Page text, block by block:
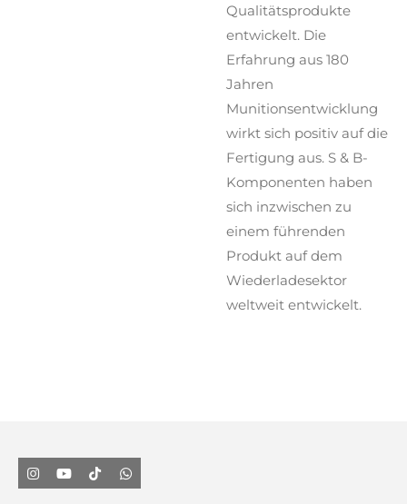
Qualitätsprodukte
entwickelt. Die
Erfahrung aus 180
Jahren
Munitionsentwicklung
wirkt sich positiv auf die
Fertigung aus. S & B-
Komponenten haben
sich inzwischen zu
einem führenden
Produkt auf dem
Wiederladesektor
weltweit entwickelt.
I
n
Y
o
T
i
W
h